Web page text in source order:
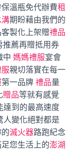
溫瓶免代辦費租
期盼藉由我們的
客製化上架贈禮品
推薦再贈抵用券
中 媽媽禮服宴會
親切落實在每一
第一品牌 禮品量
贈品等就有感覺
達到的最高速度
人變化絕對都是
滅火器路跑紀念
您生活上的澎湖